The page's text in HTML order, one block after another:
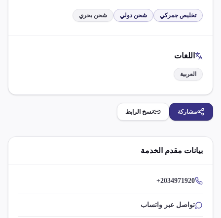
تخليص جمركي شحن دولي شحن بحري
اللغات
العربية
مشاركة نسخ الرابط
بيانات مقدم الخدمة
+2034971920
تواصل عبر واتساب